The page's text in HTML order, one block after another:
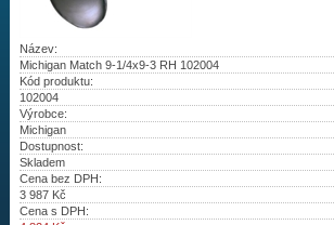
Vrtule
Redukční pouzdra XHS
Kontakty
Aktuality
Název:
Michigan Match 9-1/4x9-3 RH 102004
Kód produktu:
102004
Výrobce:
Michigan
Dostupnost:
Skladem
Cena bez DPH:
3 987Kč
Cena s DPH: